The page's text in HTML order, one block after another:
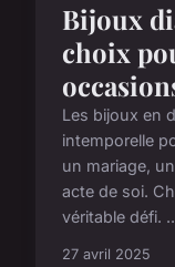
Bijoux
choix
Les bijoux en
intemporelle
un mariage,
acte de soi.
véritable défi.
27 avril 2025